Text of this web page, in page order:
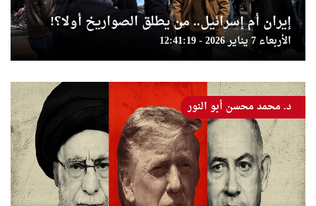
إيران أم إسرائيل.. من يطلق الصواريخ أولا؟!
الأربعاء 7 يناير 2026 - 12:41:19
د. محمد محسن أبو النور